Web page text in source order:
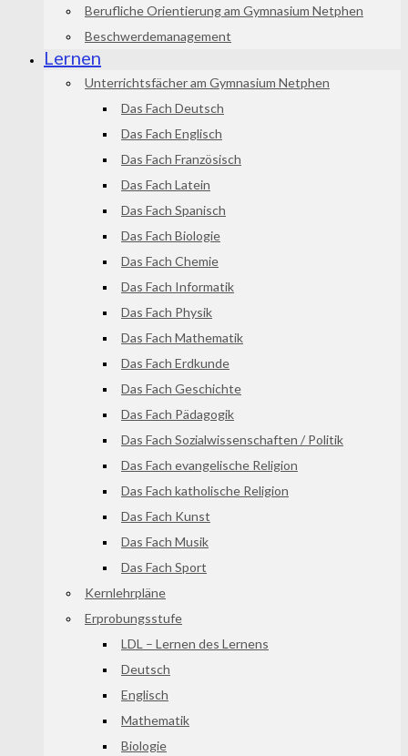
Berufliche Orientierung am Gymnasium Netphen
Beschwerdemanagement
Lernen
Unterrichtsfächer am Gymnasium Netphen
Das Fach Deutsch
Das Fach Englisch
Das Fach Französisch
Das Fach Latein
Das Fach Spanisch
Das Fach Biologie
Das Fach Chemie
Das Fach Informatik
Das Fach Physik
Das Fach Mathematik
Das Fach Erdkunde
Das Fach Geschichte
Das Fach Pädagogik
Das Fach Sozialwissenschaften / Politik
Das Fach evangelische Religion
Das Fach katholische Religion
Das Fach Kunst
Das Fach Musik
Das Fach Sport
Kernlehrpläne
Erprobungsstufe
LDL – Lernen des Lernens
Deutsch
Englisch
Mathematik
Biologie